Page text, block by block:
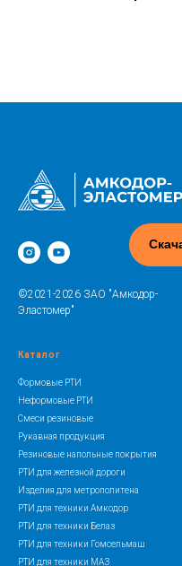
©2021-2026 ЗАО "Амкодор-
Эластомер"
Каталог
Формовые РТИ
Неформовые РТИ
Смеси резиновые
Рукавная продукция
Резиновые напольные покрытия
РТИ для железной дороги
Изделия для метрополитена
РТИ для техники Амкодор
РТИ для техники Белаз
РТИ для техники Гомсельмаш
РТИ для техники МАЗ